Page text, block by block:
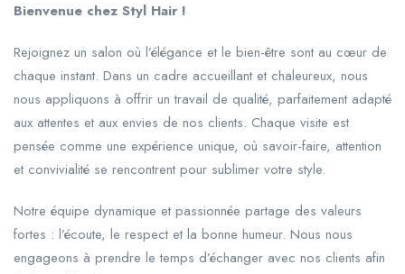
Bienvenue chez Styl Hair !
Rejoignez un salon où l’élégance et le bien-être sont au cœur de
chaque instant. Dans un cadre accueillant et chaleureux, nous
nous appliquons à offrir un travail de qualité, parfaitement adapté
aux attentes et aux envies de nos clients. Chaque visite est
pensée comme une expérience unique, où savoir-faire, attention
et convivialité se rencontrent pour sublimer votre style.
Notre équipe dynamique et passionnée partage des valeurs
fortes : l’écoute, le respect et la bonne humeur. Nous nous
engageons à prendre le temps d’échanger avec nos clients afin